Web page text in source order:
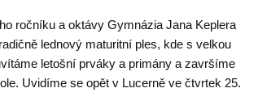
ročníku a oktávy Gymnázia Jana Keplera
lednový maturitní ples, kde s velkou
letošní prváky a primány a završíme
Uvidíme se opět v Lucerně ve čtvrtek 25.